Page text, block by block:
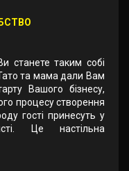
станете таким собі
та мама дали Вам
Вашого бізнесу,
процесу створення
гості принесуть у
Це настільна